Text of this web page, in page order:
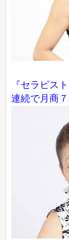
『セラピス
連続で月商